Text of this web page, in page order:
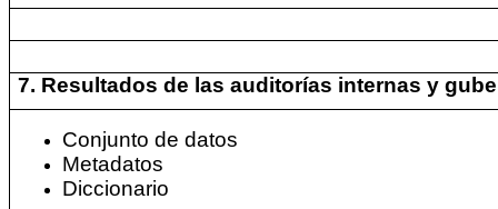
7. Resultados de las auditorías internas y
Conjunto de datos
Metadatos
Diccionario